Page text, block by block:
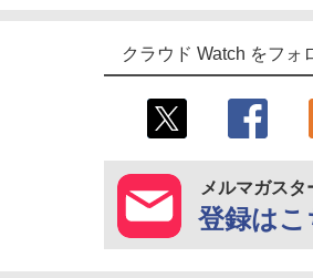
クラウド Watch をフォ
メルマガスタ
登録はこ